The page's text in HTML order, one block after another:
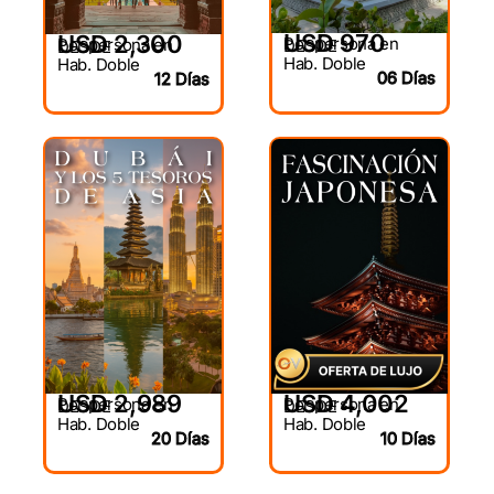
DESDE
USD 2,300
Por persona en
Hab. Doble
12 Días
DESDE
USD 970
Por persona en
Hab. Doble
06 Días
DESDE
USD 2,989
Por persona en
Hab. Doble
20 Días
DESDE
USD 4,002
Por persona en
Hab. Doble
10 Días